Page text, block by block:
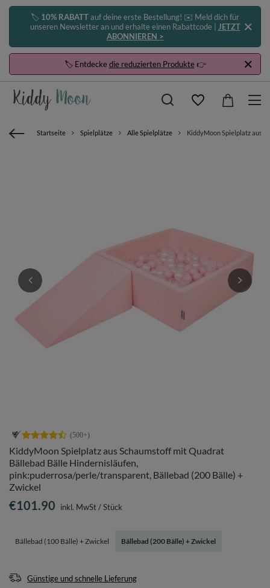
🏷️ 10% RABATTauf deine erste Bestellung! ✉️ Meld dich für
unseren Newsletter an und erhalte einen Rabattcode | JETZT
ABONNIEREN >
🏷️ Entdeckedie reduzierten Produkte👉
Startseite Spielplätze Alle Spielplätze KiddyMoon Spielplatz aus
KiddyMoon Spielplatz aus Schaumstoff mit Quadrat
Bällebad Bälle Hindernisläufen,
pink:puderrosa/perle/transparent, Bällebad (200 Bälle) +
Zwickel
Bällebad (100 Bälle) + Zwickel Bällebad (200 Bälle) + Zwickel
€101.90 inkl. MwSt/Stück
Günstige und schnelle Lieferung